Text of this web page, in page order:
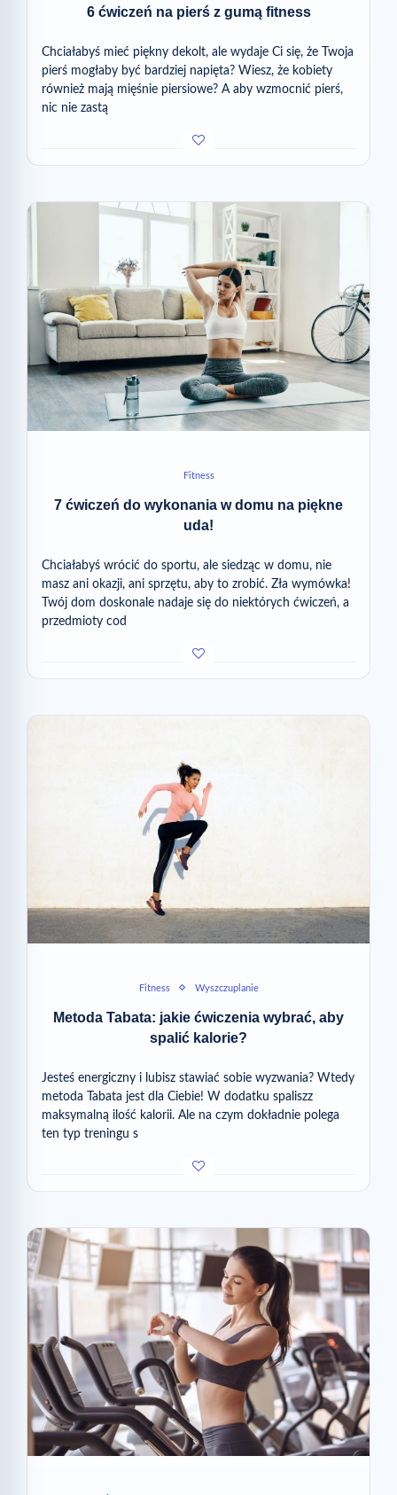
6 ćwiczeń na pierś z gumą fitness
Chciałabyś mieć piękny dekolt, ale wydaje Ci się, że Twoja
pierś mogłaby być bardziej napięta? Wiesz, że kobiety
również mają mięśnie piersiowe? A aby wzmocnić pierś,
nic nie zastą
Fitness
7 ćwiczeń do wykonania w domu na piękne
uda!
Chciałabyś wrócić do sportu, ale siedząc w domu, nie
masz ani okazji, ani sprzętu, aby to zrobić. Zła wymówka!
Twój dom doskonale nadaje się do niektórych ćwiczeń, a
przedmioty cod
Fitness Wyszczuplanie
Metoda Tabata: jakie ćwiczenia wybrać, aby
spalić kalorie?
Jesteś energiczny i lubisz stawiać sobie wyzwania? Wtedy
metoda Tabata jest dla Ciebie! W dodatku spaliszz
maksymalną ilość kalorii. Ale na czym dokładnie polega
ten typ treningu s